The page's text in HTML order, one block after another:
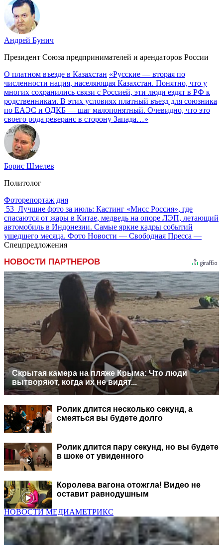
Андрей Бунич
Президент Союза предпринимателей и арендаторов России
О платном въезде в Казахстан «Русские — вторая по
численности нация, населяющая Казахстан. Понятно, что у
многих сохранились связи с Россией, эти люди ездят в РФ к
родственникам. В этих условиях платный въезд для союзника
по ЕАЭС и ОДКБ — шаг малопонятный. Очевидно, что это
своего рода реверанс в сторону Запада…»
Борис Шмелев
Политолог
Фоторепортаж дня
53 Лучшие фото за июль: Кастинг «Мисс Россия», где
спасаются от жары в Китае, медведь на опоре ЛЭП, летающий
автомобиль в Индонезии. Самые яркие кадры событий
ушедшего месяца. Фото Новости — Свободная Пресса —
Спецпредложения
НОВОСТИ ПАРТНЕРОВ
Скрытая камера на пляже Крыма: Что люди
вытворяют, когда их не видят...
Ролик длится несколько секунд, а
смеяться вы будете долго
Ролик длится пару секунд, но вы будете
в шоке от увиденного
Королева вагона отожгла! Видео не
оставит равнодушным
НОВОСТИ МЕДИАМЕТРИКС